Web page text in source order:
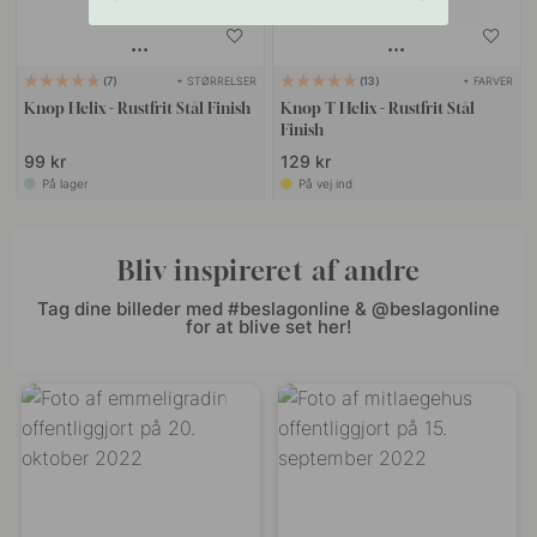
7 + STØRRELSER
Knop Helix - Rustfrit Stål Finish
99 kr
På lager
13 + FARVER
Knop T Helix - Rustfrit Stål
Finish
129 kr
På vej ind
Bliv inspireret af andre
Tag dine billeder med #beslagonline & @beslagonline
for at blive set her!